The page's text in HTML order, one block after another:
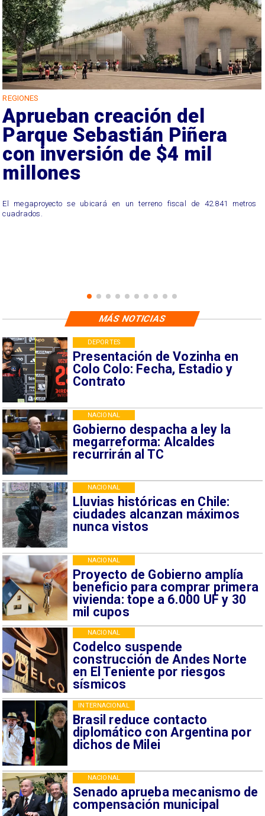
REGIONES
Aprueban creación del
Parque Sebastián Piñera
con inversión de $4 mil
millones
El megaproyecto se ubicará en un terreno fiscal de 42.841 metros
cuadrados.
Presentación de Vozinha en
Colo Colo: Fecha, Estadio y
Contrato
DEPORTES
Gobierno despacha a ley la
megarreforma: Alcaldes
recurrirán al TC
NACIONAL
Lluvias históricas en Chile:
ciudades alcanzan máximos
nunca vistos
NACIONAL
Proyecto de Gobierno amplía
beneficio para comprar primera
vivienda: tope a 6.000 UF y 30
mil cupos
NACIONAL
Codelco suspende
construcción de Andes Norte
en El Teniente por riesgos
sísmicos
NACIONAL
Brasil reduce contacto
diplomático con Argentina por
dichos de Milei
INTERNACIONAL
Senado aprueba mecanismo de
compensación municipal
NACIONAL
MÁS NOTICIAS